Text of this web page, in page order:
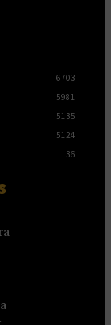
6703
5981
5135
5124
36